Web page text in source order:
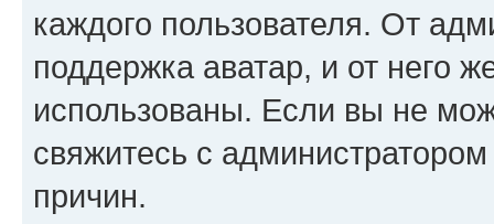
каждого пользователя. От
поддержка аватар, и от него
использованы. Если вы не
свяжитесь с
причин.